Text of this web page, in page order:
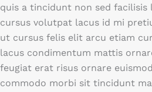
quis a tincidunt non sed facilisis
cursus volutpat lacus id mi
ut cursus felis elit arcu etiam
lacus condimentum mattis
feugiat erat risus ornare
commodo morbi sit tincidunt